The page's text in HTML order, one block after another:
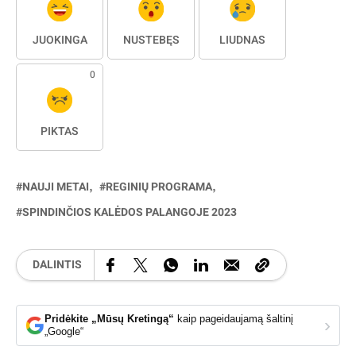
JUOKINGA NUSTEBĘS LIŪDNAS
0
PIKTAS
NAUJI METAI
REGINIŲ PROGRAMA
SPINDINČIOS KALĖDOS PALANGOJE 2023
DALINTIS
Pridėkite „Mūsų Kretingą“ kaip pageidaujamą šaltinį
„Google“
›